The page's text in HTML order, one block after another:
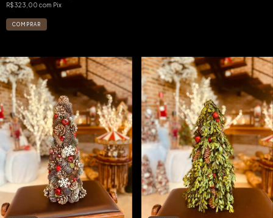
R$323,00 com Pix